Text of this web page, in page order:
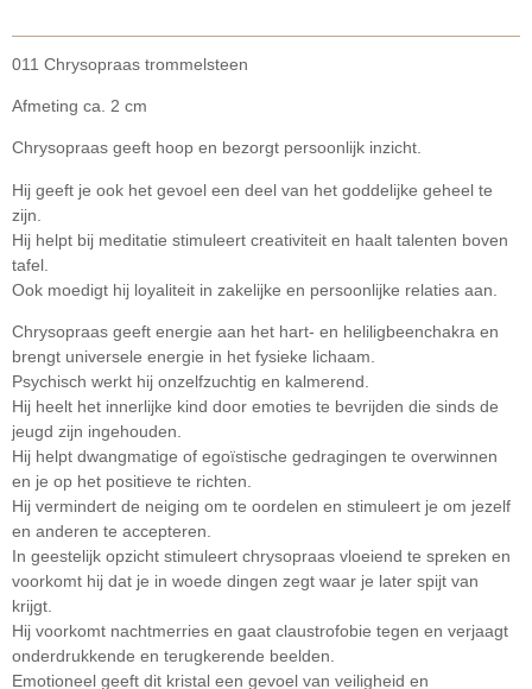
011 Chrysopraas trommelsteen
Afmeting ca. 2 cm
Chrysopraas geeft hoop en bezorgt persoonlijk inzicht.
Hij geeft je ook het gevoel een deel van het goddelijke geheel te
zijn.
Hij helpt bij meditatie stimuleert creativiteit en haalt talenten boven
tafel.
Ook moedigt hij loyaliteit in zakelijke en persoonlijke relaties aan.
Chrysopraas geeft energie aan het hart- en heliligbeenchakra en
brengt universele energie in het fysieke lichaam.
Psychisch werkt hij onzelfzuchtig en kalmerend.
Hij heelt het innerlijke kind door emoties te bevrijden die sinds de
jeugd zijn ingehouden.
Hij helpt dwangmatige of egoïstische gedragingen te overwinnen
en je op het positieve te richten.
Hij vermindert de neiging om te oordelen en stimuleert je om jezelf
en anderen te accepteren.
In geestelijk opzicht stimuleert chrysopraas vloeiend te spreken en
voorkomt hij dat je in woede dingen zegt waar je later spijt van
krijgt.
Hij voorkomt nachtmerries en gaat claustrofobie tegen en verjaagt
onderdrukkende en terugkerende beelden.
Emotioneel geeft dit kristal een gevoel van veiligheid en